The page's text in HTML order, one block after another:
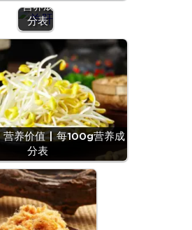
营养成
分表
营养价值 | 每100g营养成
分表